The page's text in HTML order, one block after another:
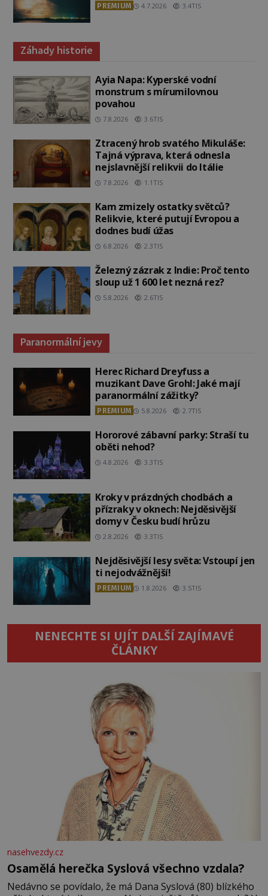
PREMIUM 4.7.2026 3.4TIS
Záhady historie
Ayia Napa: Kyperské vodní
monstrum s mírumilovnou
povahou
7.8.2026 3.6TIS
Ztracený hrob svatého Mikuláše:
Tajná výprava, která odnesla
nejslavnější relikvii do Itálie
7.8.2026 1.1TIS
Kam zmizely ostatky světců?
Relikvie, které putují Evropou a
dodnes budí úžas
6.8.2026 2.3TIS
Železný zázrak z Indie: Proč tento
sloup už 1 600 let nezná rez?
5.8.2026 2.6TIS
Paranormální jevy
Herec Richard Dreyfuss a
muzikant Dave Grohl: Jaké mají
paranormální zážitky?
PREMIUM 5.8.2026 2.7TIS
Hororové zábavní parky: Straší tu
oběti nehod?
4.8.2026 3.3TIS
Kroky v prázdných chodbách a
přízraky v oknech: Nejděsivější
domy v Česku budí hrůzu
2.8.2026 3.3TIS
Nejděsivější lesy světa: Vstoupí jen
ti nejodvážnější!
PREMIUM 1.8.2026 3.5TIS
NENECHTE SI UJÍT DALŠÍ ZAJÍMAVÉ
ČLÁNKY
nasehvezdy.cz
Osamělá herečka Syslová všechno vzdala?
Nedávno se povídalo, že má Dana Syslová (80) blízkého